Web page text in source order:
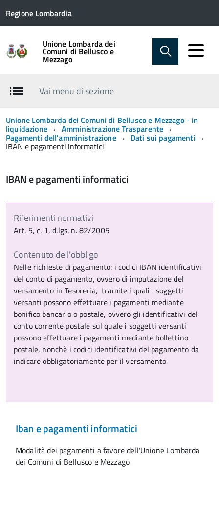
Regione Lombardia
Unione Lombarda dei
Comuni di Bellusco e
Mezzago
Vai menu di sezione
Unione Lombarda dei Comuni di Bellusco e Mezzago - in
liquidazione Amministrazione Trasparente
Pagamenti dell'amministrazione Dati sui pagamenti
IBAN e pagamenti informatici
IBAN e pagamenti informatici
Riferimenti normativi
Art. 5, c. 1, d.lgs. n. 82/2005
Contenuto dell'obbligo
Nelle richieste di pagamento: i codici IBAN identificativi
del conto di pagamento, ovvero di imputazione del
versamento in Tesoreria, tramite i quali i soggetti
versanti possono effettuare i pagamenti mediante
bonifico bancario o postale, ovvero gli identificativi del
conto corrente postale sul quale i soggetti versanti
possono effettuare i pagamenti mediante bollettino
postale, nonchè i codici identificativi del pagamento da
indicare obbligatoriamente per il versamento
Iban e pagamenti informatici
Modalità dei pagamenti a favore dell'Unione Lombarda
dei Comuni di Bellusco e Mezzago